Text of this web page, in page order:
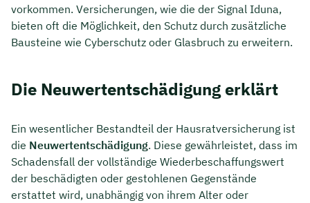
vorkommen. Versicherungen, wie die der Signal Iduna,
bieten oft die Möglichkeit, den Schutz durch zusätzliche
Bausteine wie Cyberschutz oder Glasbruch zu erweitern.
Die Neuwertentschädigung erklärt
Ein wesentlicher Bestandteil der Hausratversicherung ist
die Neuwertentschädigung. Diese gewährleistet, dass im
Schadensfall der vollständige Wiederbeschaffungswert
der beschädigten oder gestohlenen Gegenstände
erstattet wird, unabhängig von ihrem Alter oder